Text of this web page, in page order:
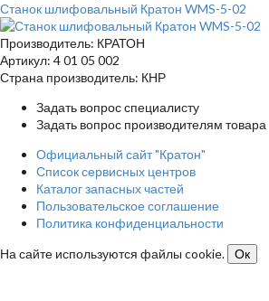
Станок шлифовальный Кратон WMS-5-02
Производитель: КРАТОН
Артикул: 4 01 05 002
Страна производитель: КНР
Задать вопрос специалисту
Задать вопрос производителям товара
Официальный сайт "Кратон"
Список сервисных центров
Каталог запасных частей
Пользовательское соглашение
Политика конфиденциальности
На сайте используются файлы cookie.
Ок